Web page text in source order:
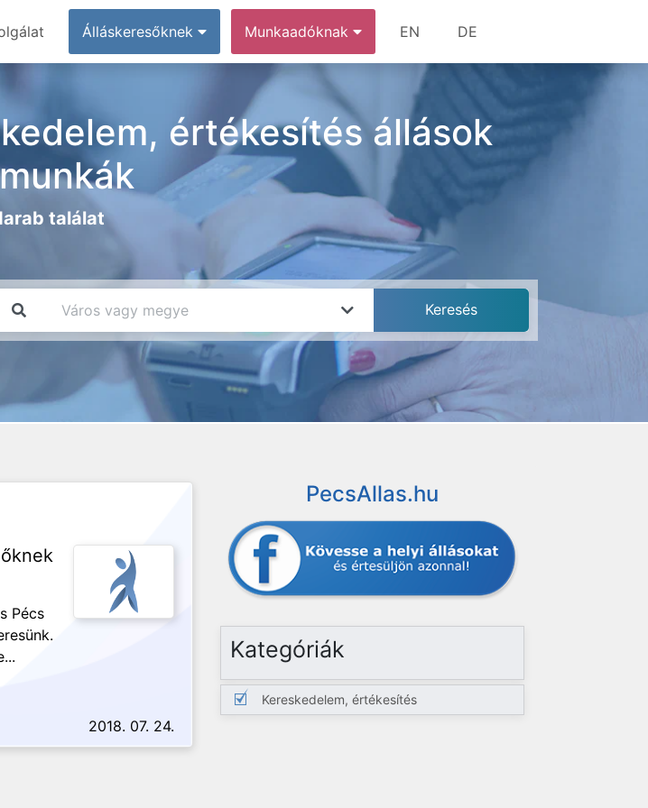
Álláskeresőknek Munkaadóknak EN DE
értékesítés állások
találat
Pécs
2018. 07. 24.
PecsAllas.hu
Kategóriák
Kereskedelem, értékesítés